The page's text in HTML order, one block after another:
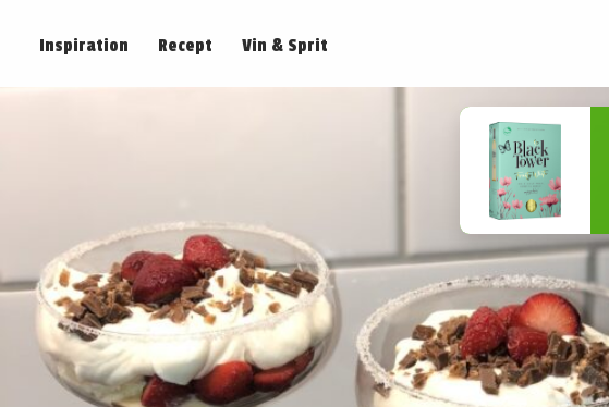
Inspiration Recept Vin & Sprit